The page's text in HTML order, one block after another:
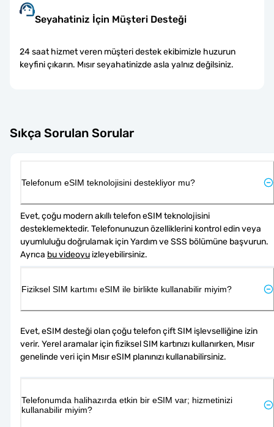
Seyahatiniz İçin Müşteri Desteği
24 saat hizmet veren müşteri destek ekibimizle huzurun
keyfini çıkarın. Mısır seyahatinizde asla yalnız değilsiniz.
Sıkça Sorulan Sorular
Telefonum eSIM teknolojisini destekliyor mu?
Evet, çoğu modern akıllı telefon eSIM teknolojisini
desteklemektedir. Telefonunuzun özelliklerini kontrol edin veya
uyumluluğu doğrulamak için Yardım ve SSS bölümüne başvurun.
Ayrıca bu videoyu izleyebilirsiniz.
Fiziksel SIM kartımı eSIM ile birlikte kullanabilir miyim?
Evet, eSIM desteği olan çoğu telefon çift SIM işlevselliğine izin
verir. Yerel aramalar için fiziksel SIM kartınızı kullanırken, Mısır
genelinde veri için Mısır eSIM planınızı kullanabilirsiniz.
Telefonumda halihazırda etkin bir eSIM var; hizmetinizi
kullanabilir miyim?